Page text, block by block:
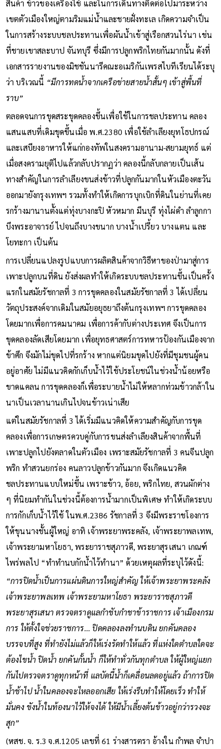
สินค้า ข้าวของเครื่องใช้ และในการเดินทางติดต่อไปมาระหว่าง
เขตตัวเมืองใหญ่ตามริมแม่น้ำและชายฝั่งทะเล เกิดความจำเป็น
ในการสร้างระบบชลประทานเพื่อผันน้ำเข้าสู่เรือกสวนไร่นา เช่น
ที่ชายเขาสละบาป จันทบุรี ซึ่งมีการปลูกพริกไทยกันมากนั้น ดังที่
เอกสารรายงานของมิชชันนารีคณะอเมริกันเพรสไบทีเรียนได้ระบุ
ว่า บริเวณนี้ “มีการทดน้ำจากเครือข่ายสายน้ำสั้นๆ เข้าสู่พื้นที่
ราบ”
ตลอดจนการขุดสระขุดคลองขึ้นเพื่อใช้ในการชลประทาน คลอง
แสนแสบที่เดิมขุดขึ้นเมื่อ พ.ศ.2380 เพื่อใช้ลำเลียงยุทโธปกรณ์
และเสบียงอาหารให้แก่กองทัพในสงครามอานาม-สยามยุทธ์ แต่
เมื่อสงครามยุติไปแล้วกลับปรากฏว่า คลองนี้กลับกลายเป็นเส้น
ทางสำคัญในการลำเลียงขนส่งข้าวที่ปลูกกันมากในหัวเมืองตะวัน
ออกมายังกรุงเทพฯ รวมทั้งทำให้เกิดการบุกเบิกที่ดินในย่านที่เคย
รกร้างมานานตั้งแต่ทุ่งบางกะปิ หัวหมาก มีนบุรี ทุ่งไผ่ดำ ลำลูกกา
บึงพระอาจารย์ ไปจนถึงบางขนาก บางน้ำเปรี้ยว บางแตน และ
โยทะกา เป็นต้น
การเปลี่ยนแปลงรูปแบบการผลิตสินค้าจากวิธีหาของป่ามาสู่การ
เพาะปลูกบนที่ดิน ยังส่งผลทำให้เกิดระบบชลประทานขึ้นเป็นครั้ง
แรกในสมัยรัชกาลที่ 3 การขุดคลองในสมัยรัชกาลที่ 3 ได้เปลี่ยน
วัตถุประสงค์จากเดิมในสมัยอยุธยาถึงต้นกรุงเทพฯ การขุดคลอง
โดยมากเพื่อการคมนาคม เพื่อการค้ากับต่างประเทศ จึงเป็นการ
ขุดคลองลัดเสียโดยมาก เพื่อยุทธศาสตร์การทหารป้องกันเมืองจาก
ข้าศึก จึงมักไม่ขุดไปที่รกร้าง หากแต่นิยมขุดไปยังที่มีชุมชนผู้คน
อยู่อาศัย ไม่มีแนวคิดกักเก็บน้ำไว้ใช้ประโยชน์ในช่วงน้ำน้อยหรือ
ขาดแคลน การขุดคลองก็เพื่อระบายน้ำไม่ให้หลากท่วมข้าวกล้าใน
นาเป็นเวลานานเกินไปจนข้าวเน่าเสีย
แต่ในสมัยรัชกาลที่ 3 ได้เริ่มมีแนวคิดให้ความสำคัญกับการขุด
คลองเพื่อการเกษตรควบคู่กับการขนส่งลำเลียงสินค้าจากพื้นที่
เพาะปลูกไปยังตลาดในตัวเมือง เพราะสมัยรัชกาลที่ 3 คนจีนปลูก
พริก ทำสวนยกร่อง คนลาวปลูกข้าวกันมาก จึงเกิดแนวคิด
ชลประทานแบบใหม่ขึ้น เพราะข้าว, อ้อย, พริกไทย, สวนผักต่าง
ๆ ที่นิยมทำกันในช่วงนี้ต้องการน้ำมากเป็นพิเศษ ทำให้เกิดระบบ
การกักเก็บน้ำไว้ใช้ ในพ.ศ.2386 รัชกาลที่ 3 จึงมีพระราชโองการ
ให้ขุนนางชั้นผู้ใหญ่ อาทิ เจ้าพระยาพระคลัง, เจ้าพระยาพลเทพ,
เจ้าพระยามหาโยธา, พระยาราชสุภาวดี, พระยาสุรเสนา เกณฑ์
ไพร่พลไป “ทำทำนบกักน้ำไว้ทำนา” ด้วยเหตุผลที่ระบุไว้ดังนี้:
“การปิดน้ำเป็นการแผ่นดินการใหญ่สำคัญ ให้เจ้าพระยาพระคลัง
เจ้าพระยาพลเทพ เจ้าพระยามหาโยธา พระยาราชสุภาวดี
พระยาสุรเสนา ตรวจตราดูแลกำชับกำชาข้าราชการ เจ้าเมืองกรม
การ ให้ตั้งใจช่วยราชการ... ปิดคลองลงทำนบดิน ยกคันคลอง
บรรจบที่สูง ที่ทำยังไม่แล้วก็ให้เร่งรัดทำให้แล้ว ที่แห่งใดตำบลใดจะ
ต้องไขน้ำ ปิดน้ำ ยกคันกั้นน้ำ ก็ให้ทำทั่วกันทุกตำบล ให้ผู้ใหญ่แยก
กันไปตรวจตราดูทุกหน้าที่ แลบัดนี้น้ำก็เคลื่อนลดอยู่แล้ว ถ้าการปิด
น้ำช้าไป น้ำในคลองจะไหลออกเสีย ให้เร่งรีบทำให้โดยเร็ว ทำให้
มั่นคง ขังน้ำในท้องนาไว้ให้จงได้ ให้มีน้ำเลี้ยงต้นข้าวอยู่กว่ารวงจะ
สุก”
(หสช. จ. ร.3 จ.ศ.1205 เลขที่ 61 ร่างสารตรา อ้างใน กำพล จำปา